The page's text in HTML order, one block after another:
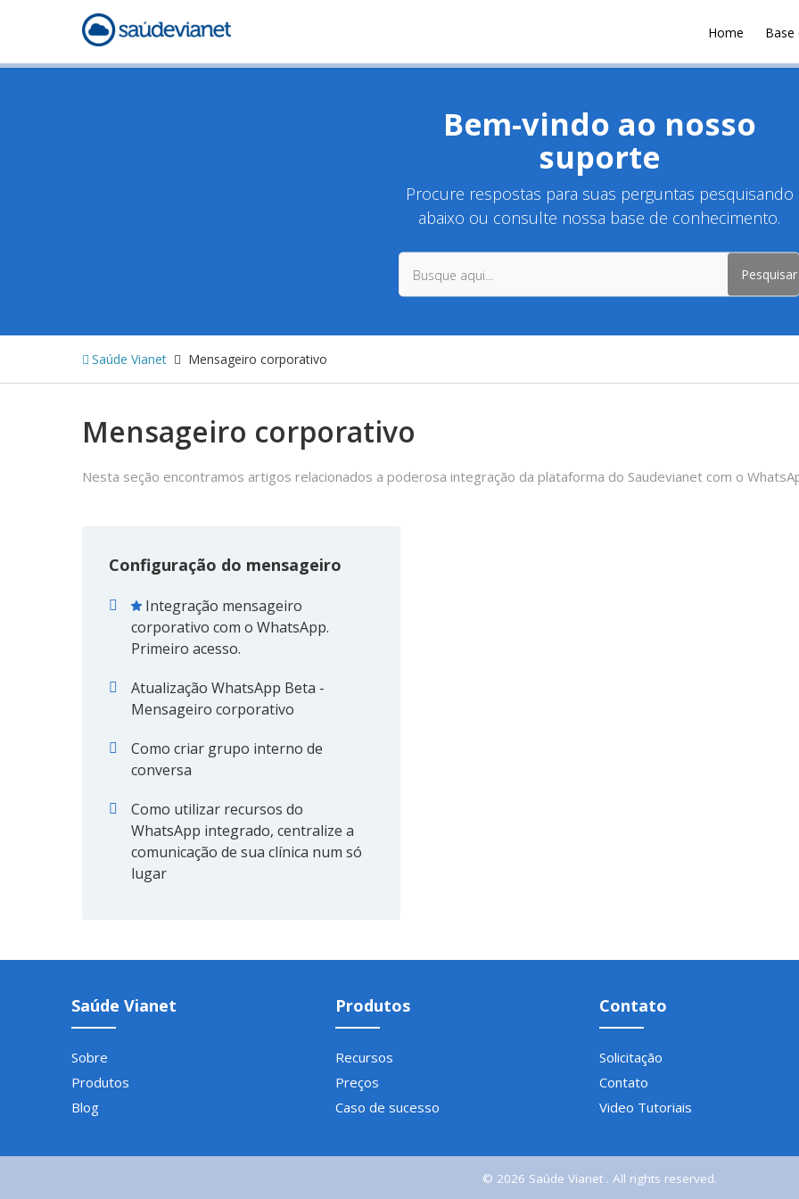
Home Base
PesquisaBem-vindo ao nosso
suporte
Procure respostas para suas perguntas pesquisando
abaixo ou consulte nossa base de conhecimento.
Saúde Vianet Mensageiro corporativo
Mensageiro corporativo
Nesta seção encontramos artigos relacionados a poderosa integração da plataforma do Saudevianet com o
Configuração do mensageiro
Integração mensageiro
corporativo com o WhatsApp.
Primeiro acesso.
Atualização WhatsApp Beta -
Mensageiro corporativo
Como criar grupo interno de
conversa
Como utilizar recursos do
WhatsApp integrado, centralize a
comunicação de sua clínica num só
lugar
Saúde Vianet
Sobre
Produtos
Blog
Produtos
Recursos
Preços
Caso de sucesso
Contato
Solicitação
Contato
Video Tutoriais
© 2026 Saúde Vianet . All rights reserved.